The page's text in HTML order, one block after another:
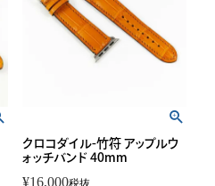
クロコダイル-竹符 アップルウ
ォッチバンド 40mm
¥16,000税抜